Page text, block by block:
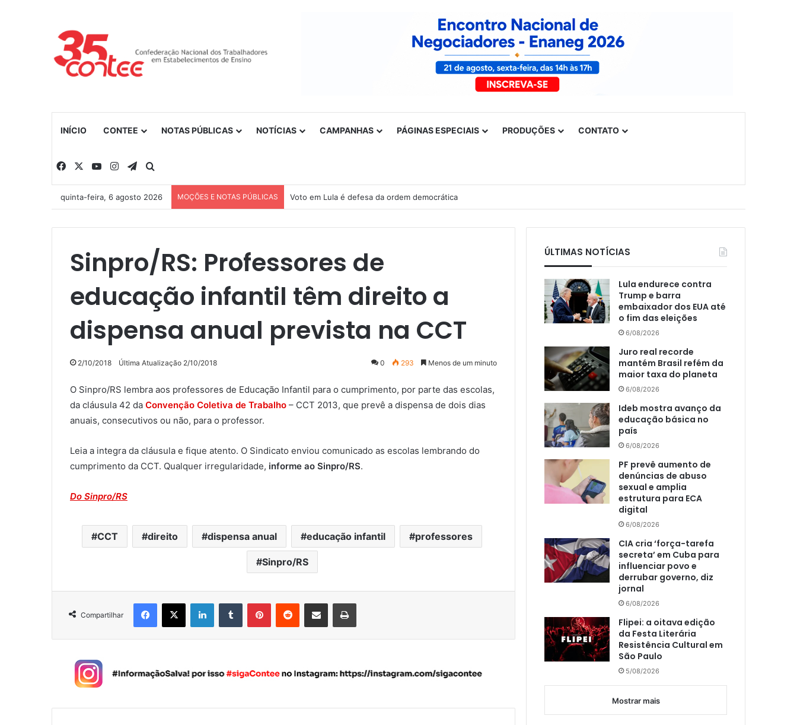
INÍCIO CONTEE NOTAS PÚBLICAS NOTÍCIAS CAMPANHAS PÁGINAS ESPECIAIS PRODUÇÕES CONTATO
Facebook YouTubeInstagramTelegram
quinta-feira, 6 agosto 2026 MOÇÕES E NOTAS PÚBLICAS Voto em Lula é defesa da ordem democrática
Sinpro/RS: Professores de
educação infantil têm direito a
dispensa anual prevista na CCT
2/10/2018 Última Atualização 2/10/2018 0 293 Menos de um minuto
O Sinpro/RS lembra aos professores de Educação Infantil para o cumprimento, por parte das escolas,
da cláusula 42 da Convenção Coletiva de Trabalho – CCT 2013, que prevê a dispensa de dois dias
anuais, consecutivos ou não, para o professor.
Leia a integra da cláusula e fique atento. O Sindicato enviou comunicado as escolas lembrando do
cumprimento da CCT. Qualquer irregularidade, informe ao Sinpro/RS.
Do Sinpro/RS
CCT direito dispensa anual educação infantil professores
Sinpro/RS
Compartilhar
ÚLTIMAS NOTÍCIAS
Lula endurece contra
Trump e barra
embaixador dos EUA até
o fim das eleições
6/08/2026
Juro real recorde
mantém Brasil refém da
maior taxa do planeta
6/08/2026
Ideb mostra avanço da
educação básica no
país
6/08/2026
PF prevê aumento de
denúncias de abuso
sexual e amplia
estrutura para ECA
digital
6/08/2026
CIA cria ‘força-tarefa
secreta’ em Cuba para
influenciar povo e
derrubar governo, diz
jornal
6/08/2026
Flipei: a oitava edição
da Festa Literária
Resistência Cultural em
São Paulo
5/08/2026
Mostrar mais